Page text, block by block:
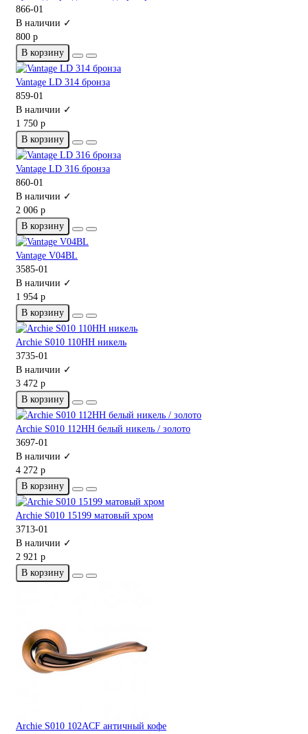
866-01
В наличии ✓
800 р
В корзину
Vantage LD 314 бронза
859-01
В наличии ✓
1 750 р
В корзину
Vantage LD 316 бронза
860-01
В наличии ✓
2 006 р
В корзину
Vantage V04BL
3585-01
В наличии ✓
1 954 р
В корзину
Archie S010 110HH никель
3735-01
В наличии ✓
3 472 р
В корзину
Archie S010 112HH белый никель / золото
3697-01
В наличии ✓
4 272 р
В корзину
Archie S010 15199 матовый хром
3713-01
В наличии ✓
2 921 р
В корзину
Archie S010 102ACF античный кофе